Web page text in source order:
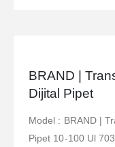
BRAND |
Dijital Pipet
Model : BRAND |
Pipet 10-100 Ul